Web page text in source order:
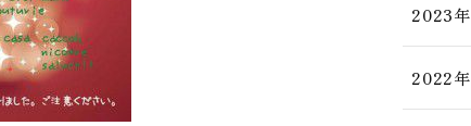
2023年
2022年